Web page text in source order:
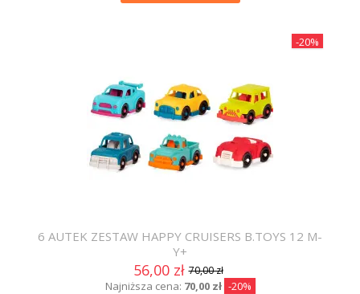
-20%
6 AUTEK ZESTAW HAPPY CRUISERS B.TOYS 12 M-
Y+
56,00 zł70,00 zł
Najniższa cena: 70,00 zł -20%